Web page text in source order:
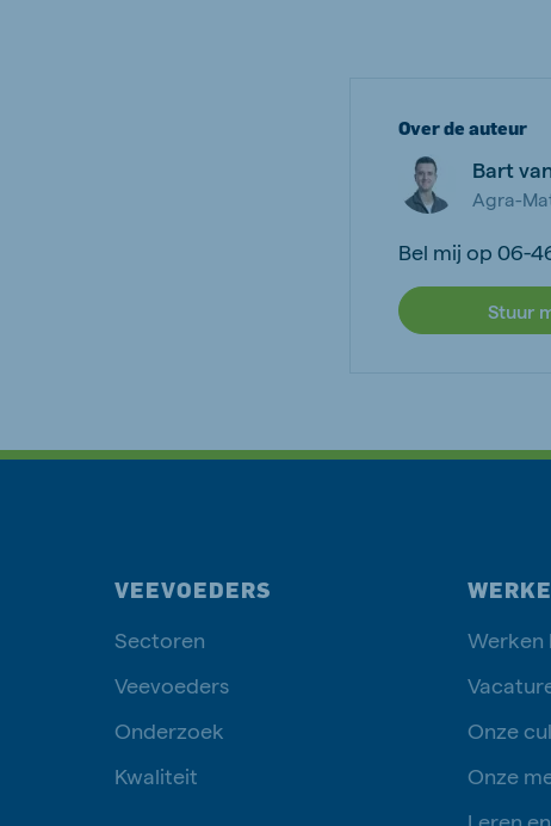
Over de auteur
Bart
Agra-
Bel mij op 06-
Stuur
VEEVOEDERS
Sectoren
Veevoeders
Onderzoek
Kwaliteit
Werken
Onze
Onze
Leren